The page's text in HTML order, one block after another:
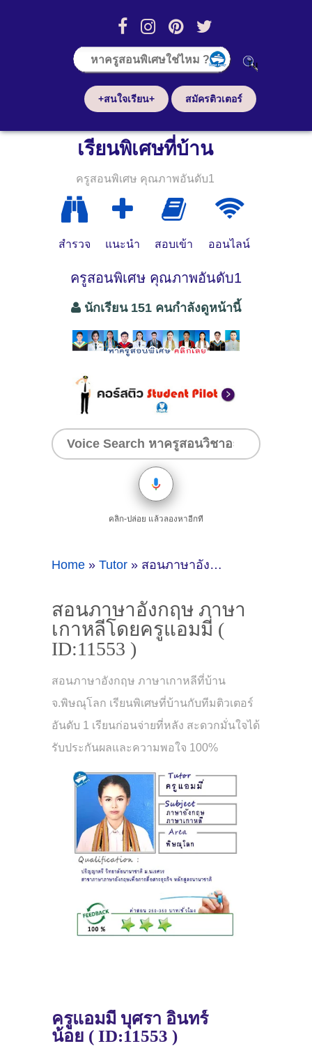
+สนใจเรียน+ สมัครติวเตอร์
เรียนพิเศษที่บ้าน
ครูสอนพิเศษ คุณภาพอันดับ1
สำรวจ แนะนำ สอบเข้า ออนไลน์
ครูสอนพิเศษ คุณภาพอันดับ1
นักเรียน 151 คนกำลังดูหน้านี้
คลิก-ปล่อย แล้วลองหาอีกที
Home » Tutor » สอนภาษาอังกฤษ ภาษาเกาหลีโดยครูแอมมี่ ( ID:11553 )
สอนภาษาอังกฤษ ภาษา
เกาหลีโดยครูแอมมี่ (
ID:11553 )
สอนภาษาอังกฤษ ภาษาเกาหลีที่บ้าน
จ.พิษณุโลก เรียนพิเศษที่บ้านกับทีมติวเตอร์
อันดับ 1 เรียนก่อนจ่ายที่หลัง สะดวกมั่นใจได้
รับประกันผลและความพอใจ 100%
ครูแอมมี่ บุศรา อินทร์
น้อย ( ID:11553 )